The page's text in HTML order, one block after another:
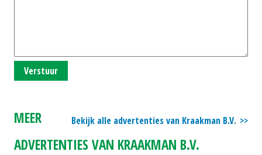
Verstuur
Bekijk alle advertenties van Kraakman B.V.
MEER
ADVERTENTIES VAN KRAAKMAN B.V.